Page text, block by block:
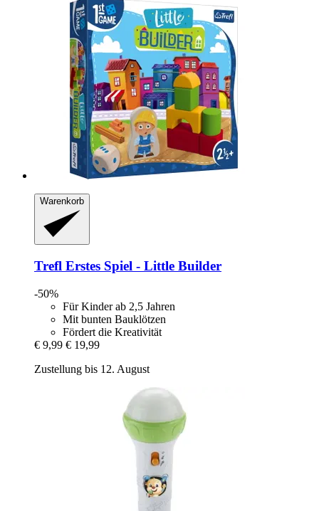
Warenkorb
Trefl Erstes Spiel -​ Little Builder
-50%
Für Kinder ab 2,5 Jahren
Mit bunten Bauklötzen
Fördert die Kreativität
€ 9,99 € 19,99
Zustellung bis 12. August